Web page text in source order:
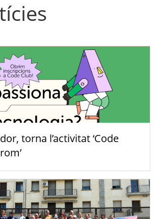
torna l’activitat ‘Code